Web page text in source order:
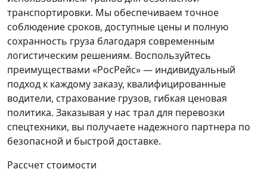
транспортировки. Мы обеспечиваем точное
соблюдение сроков, доступные цены и полную
сохранность груза благодаря современным
логистическим решениям. Воспользуйтесь
преимуществами «РосРейс» — индивидуальный
подход к каждому заказу, квалифицированные
водители, страхование грузов, гибкая ценовая
политика. Заказывая у нас трал для перевозки
спецтехники, вы получаете надежного партнера по
безопасной и быстрой доставке.
Рассчет стоимости